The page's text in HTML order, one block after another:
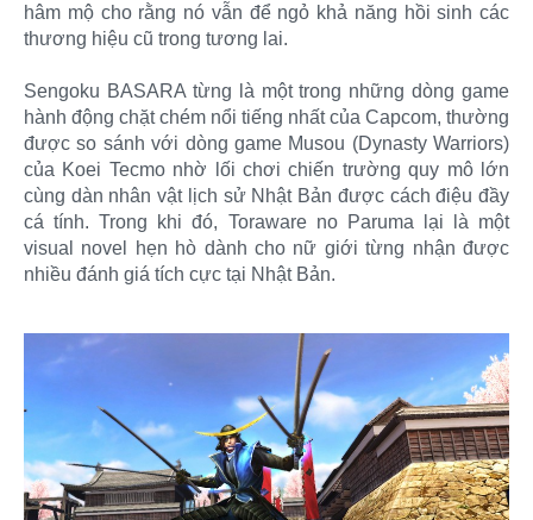
hâm mộ cho rằng nó vẫn để ngỏ khả năng hồi sinh các
thương hiệu cũ trong tương lai.
Sengoku BASARA từng là một trong những dòng game
hành động chặt chém nổi tiếng nhất của Capcom, thường
được so sánh với dòng game Musou (Dynasty Warriors)
của Koei Tecmo nhờ lối chơi chiến trường quy mô lớn
cùng dàn nhân vật lịch sử Nhật Bản được cách điệu đầy
cá tính. Trong khi đó, Toraware no Paruma lại là một
visual novel hẹn hò dành cho nữ giới từng nhận được
nhiều đánh giá tích cực tại Nhật Bản.